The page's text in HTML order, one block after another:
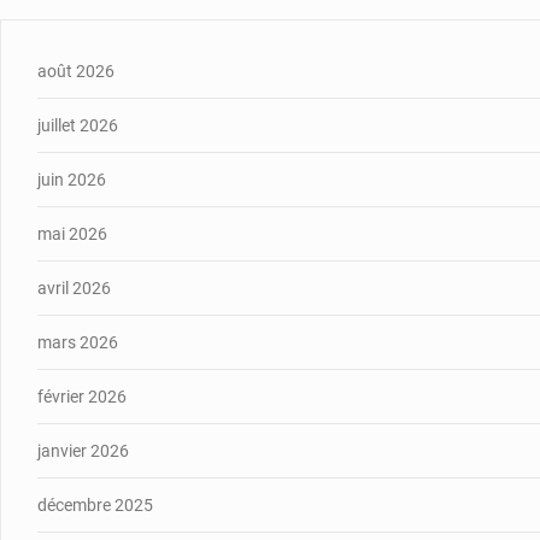
août 2026
juillet 2026
juin 2026
mai 2026
avril 2026
mars 2026
février 2026
janvier 2026
décembre 2025